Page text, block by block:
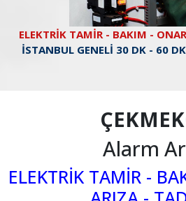
ELEKTRİK TAMİR - BAKIM -
İSTANBUL GENELİ 30 DK - 60
Alarm
ELEKTRİK TAMİR -